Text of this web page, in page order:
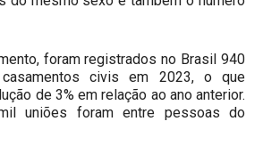
foram registrados no Brasil 940
civis em 2023, o que
de 3% em relação ao ano anterior.
uniões foram entre pessoas do